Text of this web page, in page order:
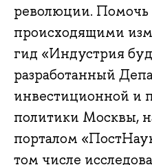
революции. Помочь
происходящими
гид «Индустрия
разработанный
инвестиционной и
политики Москвы,
порталом
том числе